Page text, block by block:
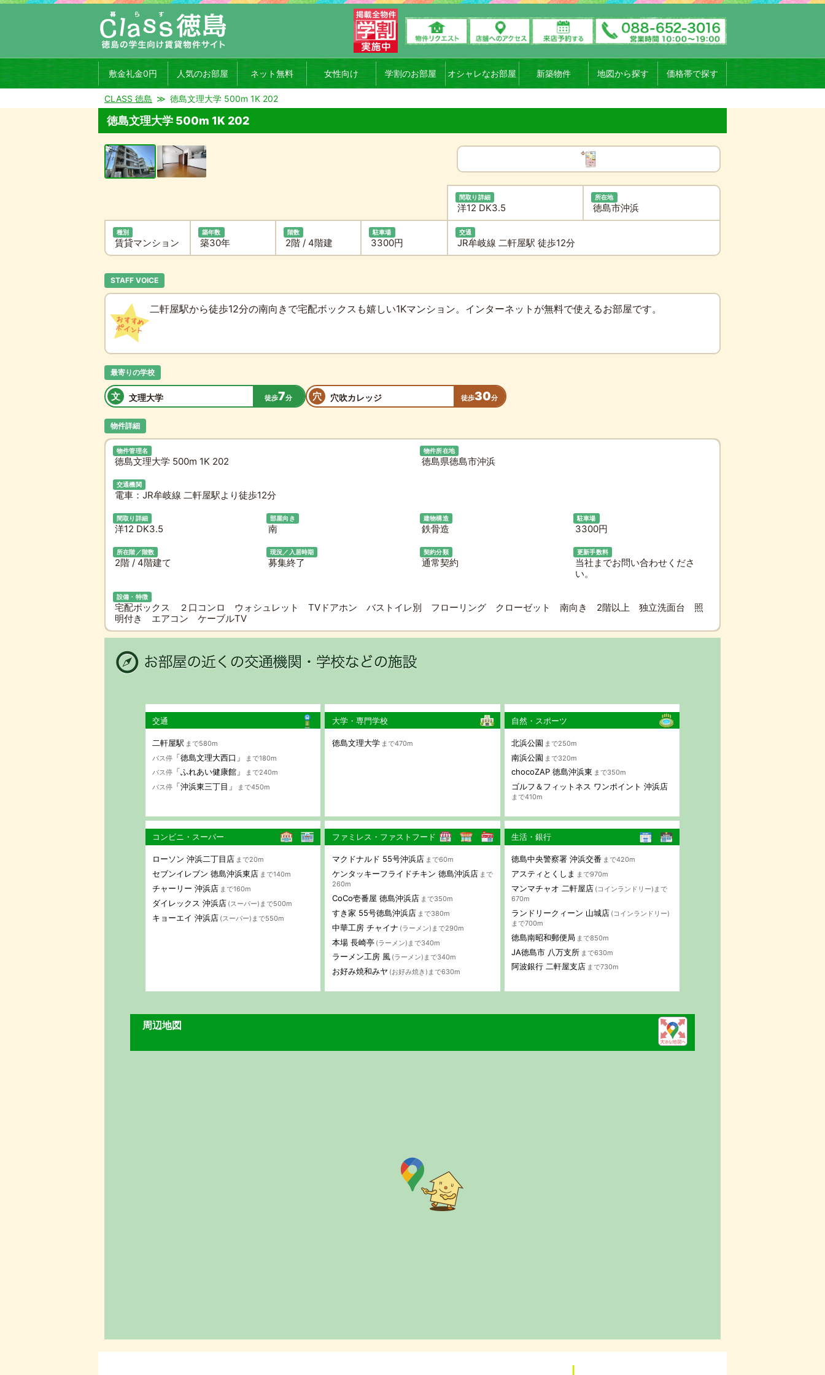
敷金礼金0円 人気のお部屋 ネット無料 女性向け 学割のお部屋 オシャレなお部屋 新築物件 地図から探す 価格帯で探す
CLASS 徳島 徳島文理大学 500m 1K 202
徳島文理大学 500m 1K 202
間取り詳細
洋12 DK3.5
所在地
徳島市沖浜
種別
賃貸マンション
築年数
築30年
階数
2階 / 4階建
駐車場
3300円
交通
JR牟岐線 二軒屋駅 徒歩12分
STAFF VOICE
二軒屋駅から徒歩12分の南向きで宅配ボックスも嬉しい1Kマンション。インターネットが無料で使えるお部屋です。
最寄りの学校
文 文理大学 徒歩7分 穴 穴吹カレッジ 徒歩30分
物件詳細
物件管理名
徳島文理大学 500m 1K 202
物件所在地
徳島県徳島市沖浜
交通機関
電車：JR牟岐線 二軒屋駅より徒歩12分
間取り詳細
洋12 DK3.5
部屋向き
南
建物構造
鉄骨造
駐車場
3300円
所在階／階数
2階 / 4階建て
現況／入居時期
募集終了
契約分類
通常契約
更新手数料
当社までお問い合わせくださ
い。
設備・特徴
宅配ボックス ２口コンロ ウォシュレット TVドアホン バストイレ別 フローリング クローゼット 南向き 2階以上 独立洗面台 照
明付き エアコン ケーブルTV
交通
二軒屋駅 まで580m
バス停 「徳島文理大西口」
まで180m
バス停 「ふれあい健康館」
まで240m
バス停 「沖浜東三丁目」 まで450m
大学・専門学校
徳島文理大学 まで470m
自然・スポーツ
北浜公園 まで250m
南浜公園 まで320m
chocoZAP 徳島沖浜東 まで350m
ゴルフ＆フィットネス ワンポイント 沖浜店
まで410m
コンビニ・スーパー
ローソン 沖浜二丁目店 まで20m
セブンイレブン 徳島沖浜東店 まで140m
チャーリー 沖浜店 まで160m
ダイレックス 沖浜店 (スーパー)まで500m
キョーエイ 沖浜店 (スーパー)まで550m
ファミレス・ファストフード
マクドナルド 55号沖浜店 まで60m
ケンタッキーフライドチキン 徳島沖浜店 まで
260m
CoCo壱番屋 徳島沖浜店 まで350m
すき家 55号徳島沖浜店 まで380m
中華工房 チャイナ (ラーメン)まで290m
本場 長崎亭 (ラーメン)まで340m
ラーメン工房 風 (ラーメン)まで340m
お好み焼和みヤ (お好み焼き)まで630m
生活・銀行
徳島中央警察署 沖浜交番 まで420m
アスティとくしま まで970m
マンマチャオ 二軒屋店 (コインランドリー)まで
670m
ランドリークィーン 山城店 (コインランドリー)
まで700m
徳島南昭和郵便局 まで850m
JA徳島市 八万支所 まで630m
阿波銀行 二軒屋支店 まで730m
周辺地図